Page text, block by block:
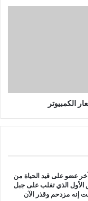
عضو على قيد الحياة من
الأول الذي تغلب على جبل
إنه مزدحم وقذر الآن